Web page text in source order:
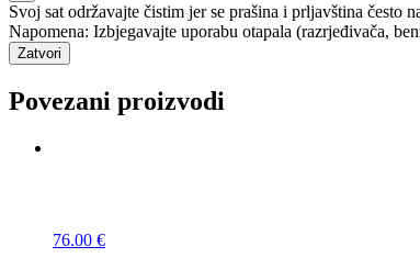
Svoj sat održavajte čistim jer se prašina i prljavština
Napomena: Izbjegavajte uporabu otapala (razrjeđivača,
Zatvori
Povezani proizvodi
76.00 €